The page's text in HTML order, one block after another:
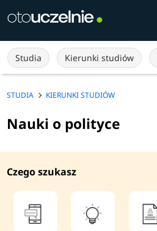
Studia Kierunki studiów
STUDIA KIERUNKI STUDIÓW
Nauki o polityce
Czego szukasz